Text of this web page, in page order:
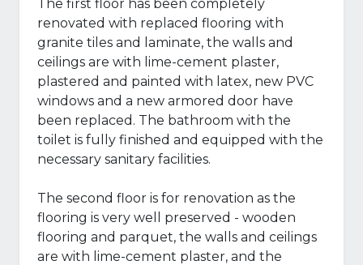
The first floor has been completely
renovated with replaced flooring with
granite tiles and laminate, the walls and
ceilings are with lime-cement plaster,
plastered and painted with latex, new PVC
windows and a new armored door have
been replaced. The bathroom with the
toilet is fully finished and equipped with the
necessary sanitary facilities.
The second floor is for renovation as the
flooring is very well preserved - wooden
flooring and parquet, the walls and ceilings
are with lime-cement plaster, and the